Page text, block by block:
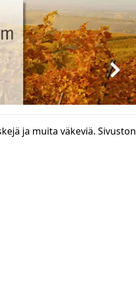
ja muita väkeviä. Sivuston